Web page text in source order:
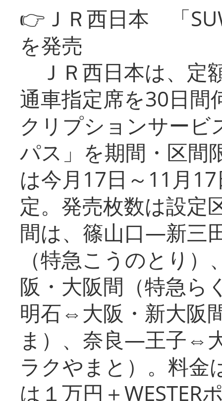
👉ＪＲ西日本 「
を発売
ＪＲ西日本は、定
通車指定席を30日間
クリプションサービ
パス」を期間・区間
は今月17日～11月
定。発売枚数は設定
間は、篠山口―新三
（特急こうのとり
阪・大阪間（特急
明石⇔大阪・新大阪
ま）、奈良―王子⇔
ラクやまと）。料金
は１万円＋WESTER